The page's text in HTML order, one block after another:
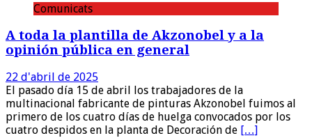
Comunicats
A toda la plantilla de Akzonobel y a la
opinión pública en general
22 d'abril de 2025
El pasado día 15 de abril los trabajadores de la
multinacional fabricante de pinturas Akzonobel fuimos al
primero de los cuatro días de huelga convocados por los
cuatro despidos en la planta de Decoración de […]